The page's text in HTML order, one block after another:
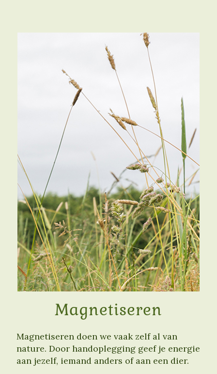
Magnetiseren
Magnetiseren doen we vaak zelf al van
nature. Door handoplegging geef je energie
aan jezelf, iemand anders of aan een dier.